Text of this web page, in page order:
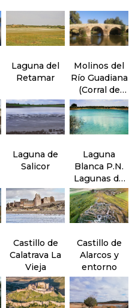
Laguna del
Retamar
Molinos del
Río Guadiana
(Corral de
Calatrava)
Laguna de
Salicor
Laguna
Blanca P.N.
Lagunas de
Ruidera
Castillo de
Calatrava La
Vieja
Castillo de
Alarcos y
entorno